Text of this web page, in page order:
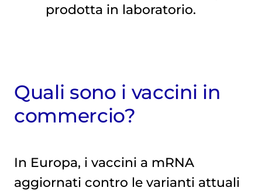
prodotta in laboratorio.
Quali sono i vaccini in
commercio?
In Europa, i vaccini a mRNA
aggiornati contro le varianti attuali